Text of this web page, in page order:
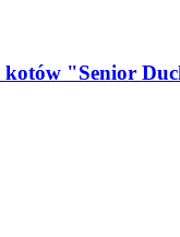
kotów "Senior